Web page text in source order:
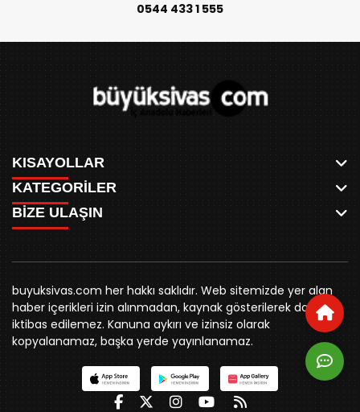
0544 433 1 555
KISAYOLLAR
ANASAYFA
AKSU CANLI
MEYDAN CANLI
MEDRESELER CANLI
MERAKÜM CANLI
YUKARI TEKKE CANLI
KURUMSAL KİMLİK
REKLAM FİYATLARI
BİZE ULAŞIN
KÜNYE
RESMİ İLANLAR
KATEGORİLER
WHATSAPP
SPOR
SİYASET
BELEDİYE
SİVAS VALİLİĞİ
ÜNİVERSİTE
KURUMLAR
STK
YORUM
İLÇELER
GENEL
BİZE ULAŞIN
0346 221 00 60
buyuksivashaber@gmail.com
Örtülüpınar Mah. İnönü Bulvarı Özkahya Apt. Kat:3 D:7
Sivas
buyuksivas.com her hakkı saklıdır. Web sitemizde yer alan
haber içerikleri izin alınmadan, kaynak gösterilerek dahi
iktibas edilemez. Kanuna aykırı ve izinsiz olarak
kopyalanamaz, başka yerde yayınlanamaz.